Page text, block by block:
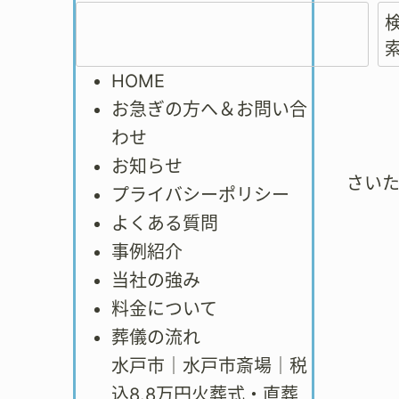
HOME
お急ぎの方へ＆お問い合
わせ
お知らせ
プライバシーポリシー
よくある質問
事例紹介
当社の強み
料金について
葬儀の流れ
水戸市｜水戸市斎場｜税
さい